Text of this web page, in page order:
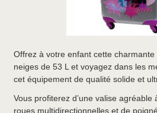
Offrez à votre enfant cette
neiges de 53 L et voyagez dans les
cet équipement de qualité solide et
Vous profiterez d’une valise
roues multidirectionnelles et de